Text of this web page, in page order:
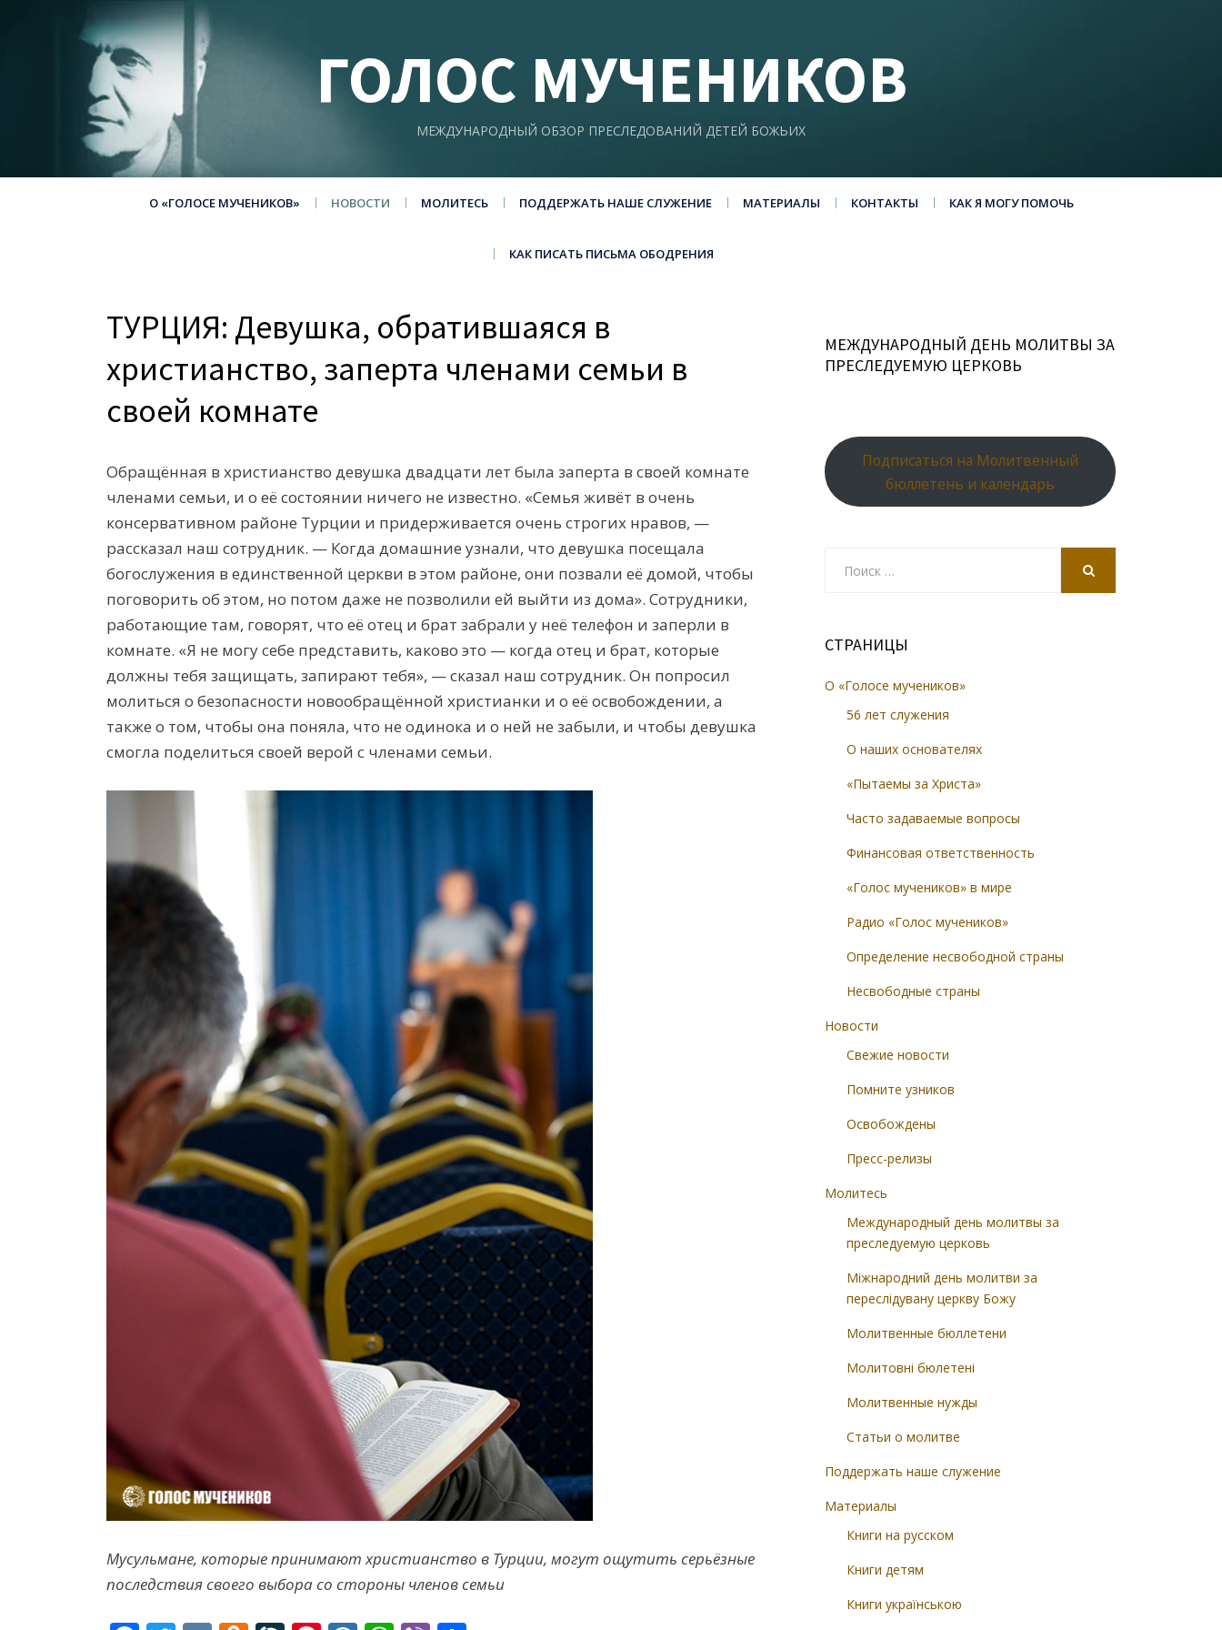
ГОЛОС МУЧЕНИКОВ
МЕЖДУНАРОДНЫЙ ОБЗОР ПРЕСЛЕДОВАНИЙ ДЕТЕЙ БОЖЬИХ
О «ГОЛОСЕ МУЧЕНИКОВ» НОВОСТИ МОЛИТЕСЬ ПОДДЕРЖАТЬ НАШЕ СЛУЖЕНИЕ МАТЕРИАЛЫ КОНТАКТЫ КАК Я МОГУ ПОМОЧЬ
КАК ПИСАТЬ ПИСЬМА ОБОДРЕНИЯ
ТУРЦИЯ: Девушка, обратившаяся в
христианство, заперта членами семьи в
своей комнате
Обращённая в христианство девушка двадцати лет была заперта в своей комнате
членами семьи, и о её состоянии ничего не известно. «Семья живёт в очень
консервативном районе Турции и придерживается очень строгих нравов, —
рассказал наш сотрудник. — Когда домашние узнали, что девушка посещала
богослужения в единственной церкви в этом районе, они позвали её домой, чтобы
поговорить об этом, но потом даже не позволили ей выйти из дома». Сотрудники,
работающие там, говорят, что её отец и брат забрали у неё телефон и заперли в
комнате. «Я не могу себе представить, каково это — когда отец и брат, которые
должны тебя защищать, запирают тебя», — сказал наш сотрудник. Он попросил
молиться о безопасности новообращённой христианки и о её освобождении, а
также о том, чтобы она поняла, что не одинока и о ней не забыли, и чтобы девушка
смогла поделиться своей верой с членами семьи.
Мусульмане, которые принимают христианство в Турции, могут ощутить серьёзные
последствия своего выбора со стороны членов семьи
МЕЖДУНАРОДНЫЙ ДЕНЬ МОЛИТВЫ ЗА
ПРЕСЛЕДУЕМУЮ ЦЕРКОВЬ
Подписаться на Молитвенный
бюллетень и календарь
СТРАНИЦЫ
О «Голосе мучеников»
56 лет служения
О наших основателях
«Пытаемы за Христа»
Часто задаваемые вопросы
Финансовая ответственность
«Голос мучеников» в мире
Радио «Голос мучеников»
Определение несвободной страны
Несвободные страны
Новости
Свежие новости
Помните узников
Освобождены
Пресс-релизы
Молитесь
Международный день молитвы за
преследуемую церковь
Міжнародний день молитви за
переслідувану церкву Божу
Молитвенные бюллетени
Молитовні бюлетені
Молитвенные нужды
Статьи о молитве
Поддержать наше служение
Материалы
Книги на русском
Книги детям
Книги українською